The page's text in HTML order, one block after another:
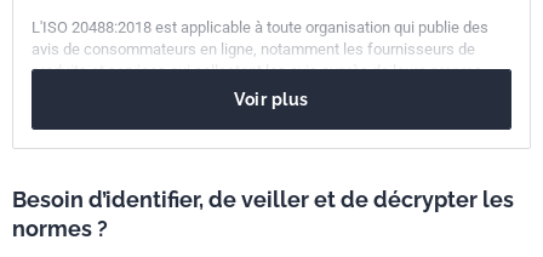
L'ISO 20488:2018 est applicable à toute organisation qui publie des
avis de consommateurs en ligne, notamment les fournisseurs de
produits et services qui collectent les avis auprès de leurs propres
clients, un tiers travaillant au nom du fournisseur, ou un tiers
indépendant. Il est admis que les différents processus relatifs à la
quelle méthodologie.
Voir plus
Besoin d’identifier, de veiller et de décrypter les
normes ?